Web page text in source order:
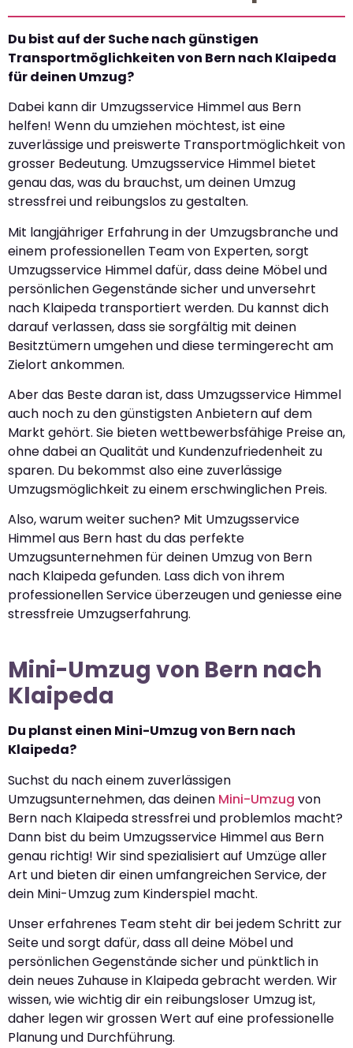
Du bist auf der Suche nach günstigen
Transportmöglichkeiten von Bern nach Klaipeda
für deinen Umzug?
Dabei kann dir Umzugsservice Himmel aus Bern
helfen! Wenn du umziehen möchtest, ist eine
zuverlässige und preiswerte Transportmöglichkeit von
grosser Bedeutung. Umzugsservice Himmel bietet
genau das, was du brauchst, um deinen Umzug
stressfrei und reibungslos zu gestalten.
Mit langjähriger Erfahrung in der Umzugsbranche und
einem professionellen Team von Experten, sorgt
Umzugsservice Himmel dafür, dass deine Möbel und
persönlichen Gegenstände sicher und unversehrt
nach Klaipeda transportiert werden. Du kannst dich
darauf verlassen, dass sie sorgfältig mit deinen
Besitztümern umgehen und diese termingerecht am
Zielort ankommen.
Aber das Beste daran ist, dass Umzugsservice Himmel
auch noch zu den günstigsten Anbietern auf dem
Markt gehört. Sie bieten wettbewerbsfähige Preise an,
ohne dabei an Qualität und Kundenzufriedenheit zu
sparen. Du bekommst also eine zuverlässige
Umzugsmöglichkeit zu einem erschwinglichen Preis.
Also, warum weiter suchen? Mit Umzugsservice
Himmel aus Bern hast du das perfekte
Umzugsunternehmen für deinen Umzug von Bern
nach Klaipeda gefunden. Lass dich von ihrem
professionellen Service überzeugen und geniesse eine
stressfreie Umzugserfahrung.
Mini-Umzug von Bern nach
Klaipeda
Du planst einen Mini-Umzug von Bern nach
Klaipeda?
Suchst du nach einem zuverlässigen
Umzugsunternehmen, das deinen Mini-Umzug von
Bern nach Klaipeda stressfrei und problemlos macht?
Dann bist du beim Umzugsservice Himmel aus Bern
genau richtig! Wir sind spezialisiert auf Umzüge aller
Art und bieten dir einen umfangreichen Service, der
dein Mini-Umzug zum Kinderspiel macht.
Unser erfahrenes Team steht dir bei jedem Schritt zur
Seite und sorgt dafür, dass all deine Möbel und
persönlichen Gegenstände sicher und pünktlich in
dein neues Zuhause in Klaipeda gebracht werden. Wir
wissen, wie wichtig dir ein reibungsloser Umzug ist,
daher legen wir grossen Wert auf eine professionelle
Planung und Durchführung.